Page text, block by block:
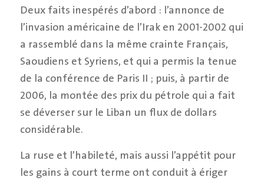
Deux faits inespérés d’abord : l’annonce de
l’invasion américaine de l’Irak en 2001-2002 qui
a rassemblé dans la même crainte Français,
Saoudiens et Syriens, et qui a permis la tenue
de la conférence de Paris II ; puis, à partir de
2006, la montée des prix du pétrole qui a fait
se déverser sur le Liban un flux de dollars
considérable.
La ruse et l’habileté, mais aussi l’appétit pour
les gains à court terme ont conduit à ériger